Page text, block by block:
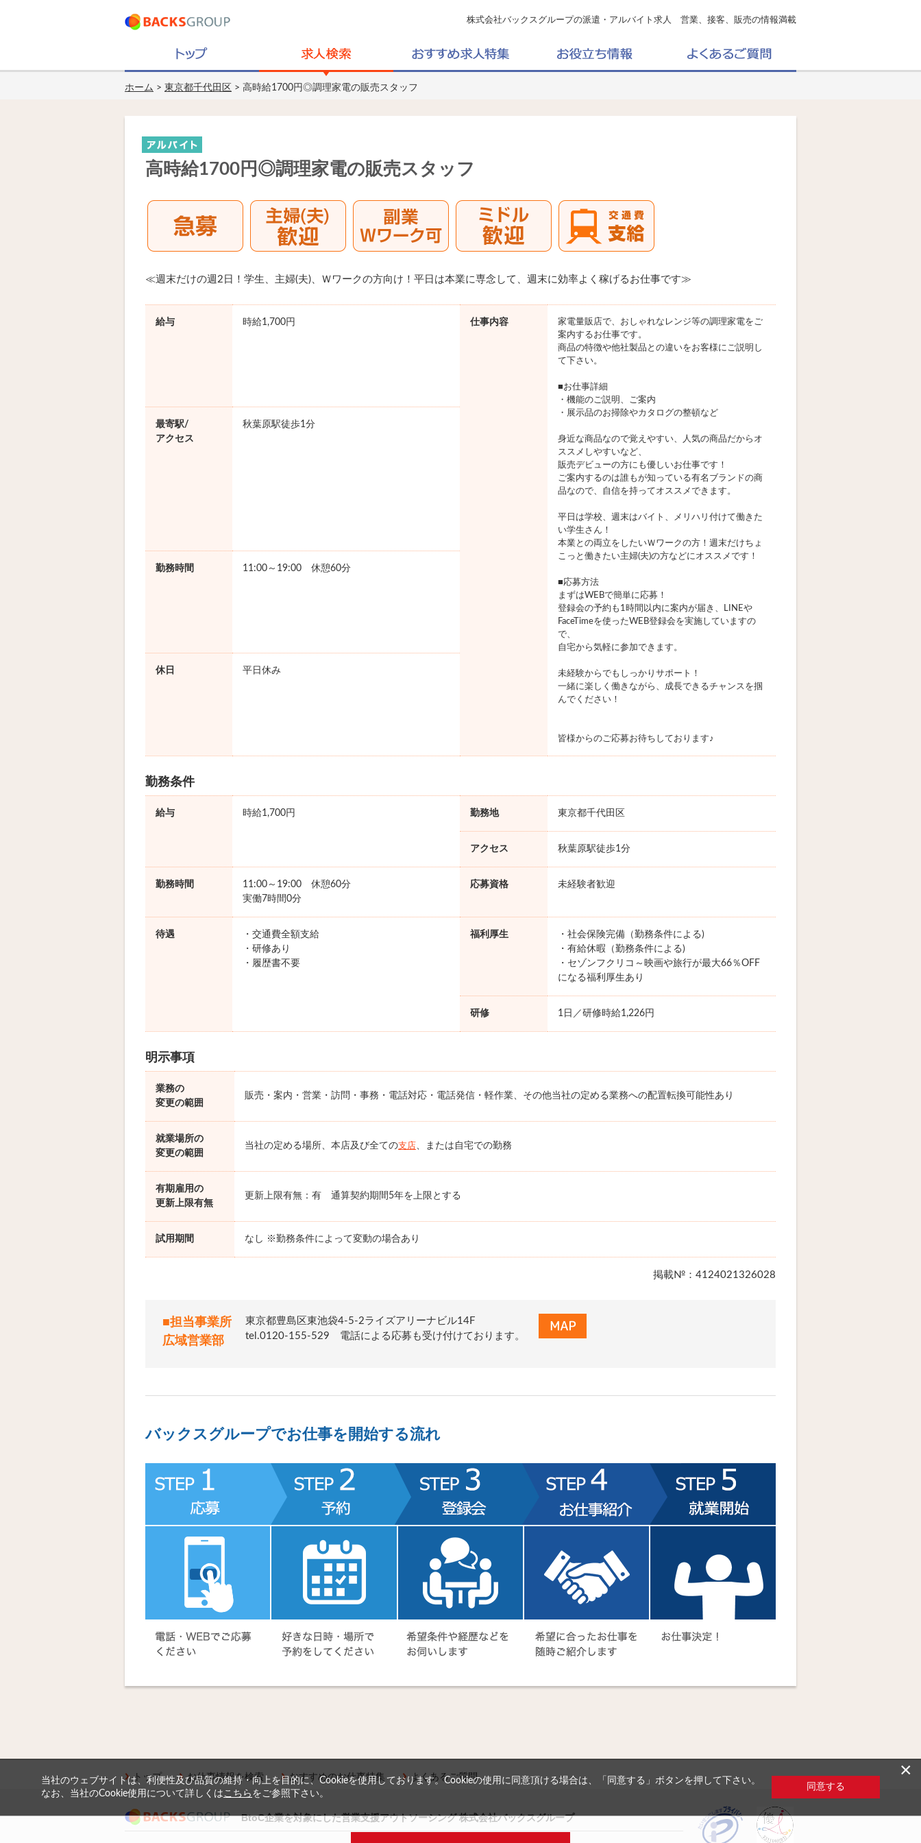
株式会社バックスグループの派遣・アルバイト求人 営業、接客、販売の情報満載
ホーム > 東京都千代田区 > 高時給1700円◎調理家電の販売スタッフ
高時給1700円◎調理家電の販売スタッフ
≪週末だけの週2日！学生、主婦(夫)、Ｗワークの方向け！平日は本業に専念して、週末に効率よく稼げるお仕事です≫
給与 時給1,700円 仕事内容
家電量販店で、おしゃれなレンジ等の調理家電をご
案内するお仕事です。
商品の特徴や他社製品との違いをお客様にご説明し
て下さい。
■お仕事詳細
・機能のご説明、ご案内
・展示品のお掃除やカタログの整頓など
身近な商品なので覚えやすい、人気の商品だからオ
ススメしやすいなど、
販売デビューの方にも優しいお仕事です！
ご案内するのは誰もが知っている有名ブランドの商
品なので、自信を持ってオススメできます。
平日は学校、週末はバイト、メリハリ付けて働きた
い学生さん！
本業との両立をしたいＷワークの方！週末だけちょ
こっと働きたい主婦(夫)の方などにオススメです！
■応募方法
まずはWEBで簡単に応募！
登録会の予約も1時間以内に案内が届き、LINEや
FaceTimeを使ったWEB登録会を実施していますの
で、
自宅から気軽に参加できます。
未経験からでもしっかりサポート！
一緒に楽しく働きながら、成長できるチャンスを掴
んでください！
皆様からのご応募お待ちしております♪
最寄駅/
アクセス
秋葉原駅徒歩1分
勤務時間 11:00～19:00 休憩60分
休日 平日休み
勤務条件
給与 時給1,700円 勤務地 東京都千代田区
アクセス 秋葉原駅徒歩1分
勤務時間
11:00～19:00 休憩60分
実働7時間0分
応募資格 未経験者歓迎
待遇
・交通費全額支給
・研修あり
・履歴書不要
福利厚生
・社会保険完備（勤務条件による)
・有給休暇（勤務条件による)
・セゾンフクリコ～映画や旅行が最大66％OFF
になる福利厚生あり
研修 1日／研修時給1,226円
明示事項
業務の
変更の範囲
販売・案内・営業・訪問・事務・電話対応・電話発信・軽作業、その他当社の定める業務への配置転換可能性あり
就業場所の
変更の範囲
当社の定める場所、本店及び全ての支店、または自宅での勤務
有期雇用の
更新上限有無
更新上限有無：有 通算契約期間5年を上限とする
試用期間 なし ※勤務条件によって変動の場合あり
掲載№：4124021326028
■担当事業所
広域営業部
東京都豊島区東池袋4-5-2ライズアリーナビル14F
tel.0120-155-529 電話による応募も受け付けております。
バックスグループでお仕事を開始する流れ
トップ お仕事情報を検索 おすすめのお仕事特集 よくあるご質問
BtoC企業を対象にした営業支援アウトソーシング 株式会社バックスグループ
×
当社のウェブサイトは、利便性及び品質の維持・向上を目的に、Cookieを使用しております。Cookieの使用に同意頂ける場合は、「同意する」ボタンを押して下さい。
なお、当社のCookie使用について詳しくは こちら をご参照下さい。
同意する